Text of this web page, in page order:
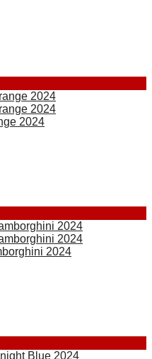
2024
2024